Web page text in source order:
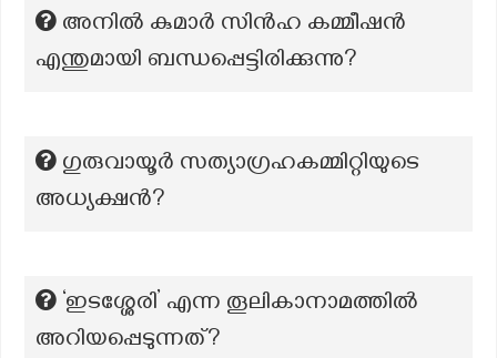
അനിൽ കുമാർ സിൻഹ കമ്മീഷൻ
എന്തുമായി ബന്ധപ്പെട്ടിരിക്കുന്നു?
ഗുരുവായൂർ സത്യാഗ്രഹകമ്മിറ്റിയുടെ
അധ്യക്ഷൻ?
‘ഇടശ്ശേരി’ എന്ന തൂലികാനാമത്തില്‍
അറിയപ്പെടുന്നത്?